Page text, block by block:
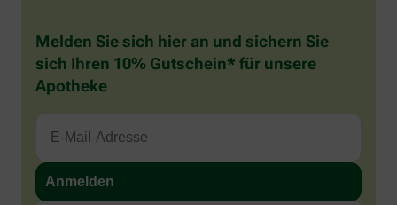
Melden Sie sich hier an und sichern Sie
sich Ihren 10% Gutschein* für unsere
Apotheke